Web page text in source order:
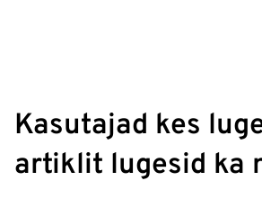
Kasutajad kes
artiklit lugesid ka